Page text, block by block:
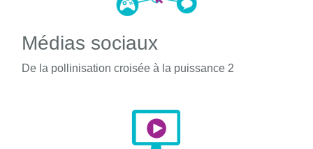
Médias sociaux
De la pollinisation croisée à la puissance 2